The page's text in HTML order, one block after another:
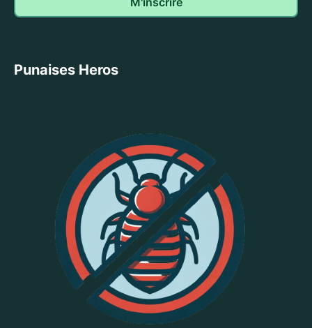
Punaises Heros